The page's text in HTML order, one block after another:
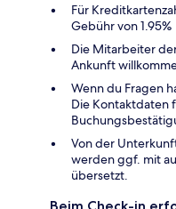
Für
Gebühr von 1.95%
Die Mitarbeiter
Ankunft
Wenn du Fragen
Die Kontaktdaten
Von der
werden ggf. mit
übersetzt.